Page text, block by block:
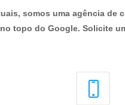
somos uma agência de
topo do Google. Solicite